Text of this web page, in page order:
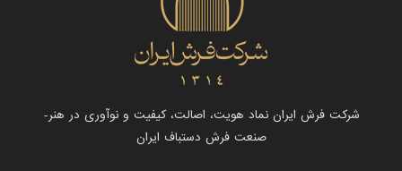
شرکت فرش ایران نماد هویت، اصالت، کیفیت و نوآوری در هنر-
صنعت فرش دستباف ایران